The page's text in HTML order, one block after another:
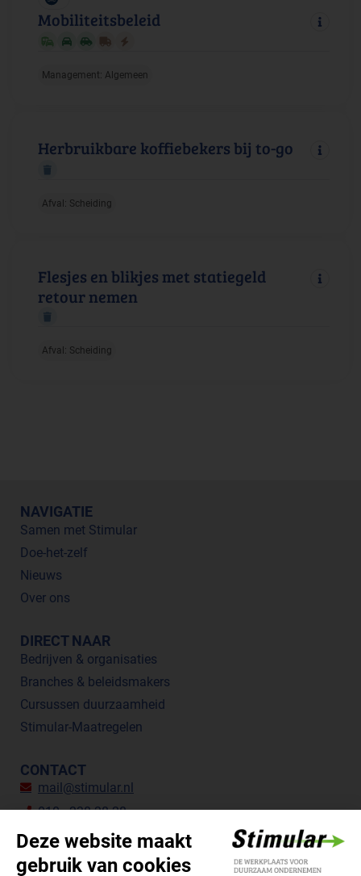
Mobiliteitsbeleid
Management: Algemeen
Herbruikbare koffiebekers bij to-go
Afval: Scheiding
Flesjes en blikjes met statiegeld
retour nemen
Afval: Scheiding
NAVIGATIE
Samen met Stimular
Doe-het-zelf
Nieuws
Over ons
DIRECT NAAR
Bedrijven & organisaties
Branches & beleidsmakers
Cursussen duurzaamheid
Stimular-Maatregelen
CONTACT
mail@stimular.nl
010 - 238 28 28
Botersloot 177, 3011 HE Rotterdam